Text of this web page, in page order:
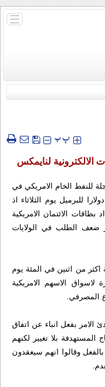
باز
‍‍‍ پپ
للنفط الخام الامريكي في
التعاملات الالكترونية لبورصة نايمكس دون 47 دولارا للبرميل يوم الثلاثاء اذ
الائتمان الامريكية
ضعف الطلب في الولايات
اكثر من اثنين في المئة يوم
لاسواق الاسهم الامريكية
المصرفي.
الامر بفعل انباء عن اتفاق
المستهدفة بلا تغيير لكنهم
بالفعل وقالوا انهم سيعقدون